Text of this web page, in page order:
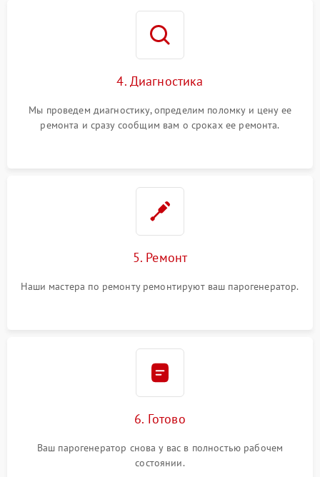
4. Диагностика
Мы проведем диагностику, определим поломку и цену ее
ремонта и сразу сообщим вам о сроках ее ремонта.
5. Ремонт
Наши мастера по ремонту ремонтируют ваш парогенератор.
6. Готово
Ваш парогенератор снова у вас в полностью рабочем
состоянии.